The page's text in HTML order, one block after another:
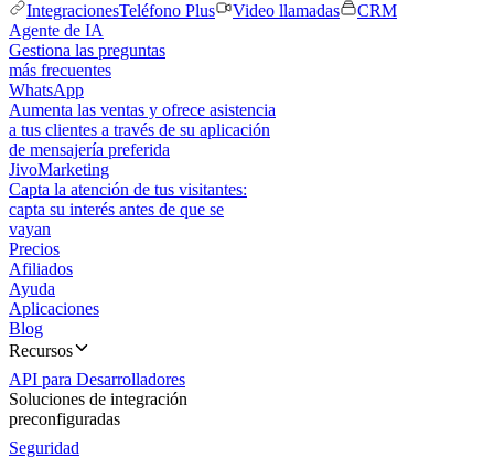
IntegracionesTeléfono Plus Video llamadas
CRM
Agente de IA
Gestiona las preguntas
más frecuentes
WhatsApp
Aumenta las ventas y ofrece asistencia
a tus clientes a través de su aplicación
de mensajería preferida
JivoMarketing
Capta la atención de tus visitantes:
capta su interés antes de que se
vayan
Precios
Afiliados
Ayuda
Aplicaciones
Blog
Recursos
API para Desarrolladores
Soluciones de integración
preconfiguradas
Seguridad